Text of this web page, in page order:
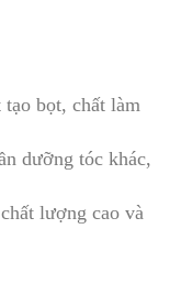
bọt, chất làm
dưỡng tóc khác,
lượng cao và